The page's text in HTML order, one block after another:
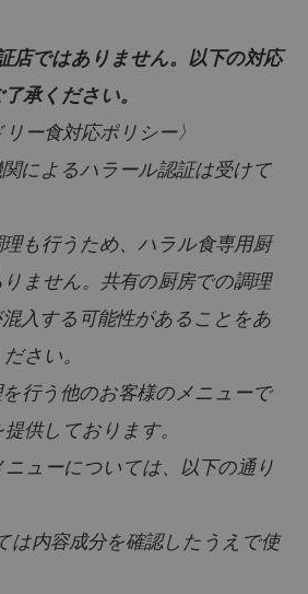
店ではありません。以下の対応
承ください。
ー食対応ポリシー〉
によるハラール認証は受けて
も行うため、ハラル食専用厨
ません。共有の厨房での調理
入する可能性があることをあ
さい。
行う他のお客様のメニューで
供しております。
ューについては、以下の通り
は内容成分を確認したうえで使